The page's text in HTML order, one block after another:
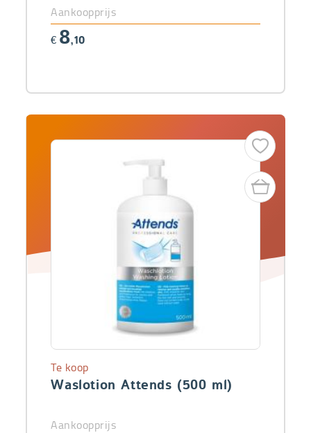
Aankoopprijs
€ 8,10
Waslotion Attends (500 ml)
Te koop
Aankoopprijs